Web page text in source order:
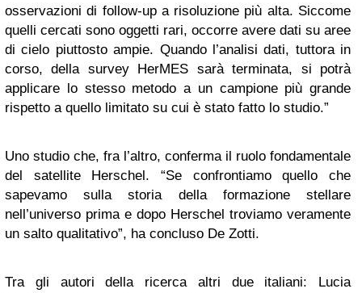
osservazioni di follow-up a risoluzione più alta. Siccome
quelli cercati sono oggetti rari, occorre avere dati su aree
di cielo piuttosto ampie. Quando l’analisi dati, tuttora in
corso, della survey HerMES sarà terminata, si potrà
applicare lo stesso metodo a un campione più grande
rispetto a quello limitato su cui è stato fatto lo studio.”
Uno studio che, fra l’altro, conferma il ruolo fondamentale
del satellite Herschel. “Se confrontiamo quello che
sapevamo sulla storia della formazione stellare
nell’universo prima e dopo Herschel troviamo veramente
un salto qualitativo”, ha concluso De Zotti.
Tra gli autori della ricerca altri due italiani: Lucia